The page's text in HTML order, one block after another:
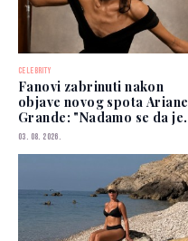
CELEBRITY
Fanovi zabrinuti nakon
objave novog spota Ariane
Grande: "Nadamo se da je
dobro"
03. 08. 2026.